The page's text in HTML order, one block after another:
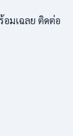
มเฉลย ติดต่อ